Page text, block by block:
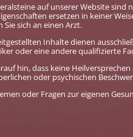
auf unserer Website
ersetzen in keiner
sich an einen Arzt.
Inhalte dienen
oder eine andere qualifizierte
hin, dass keine
oder psychischen
oder Fragen zur eigenen